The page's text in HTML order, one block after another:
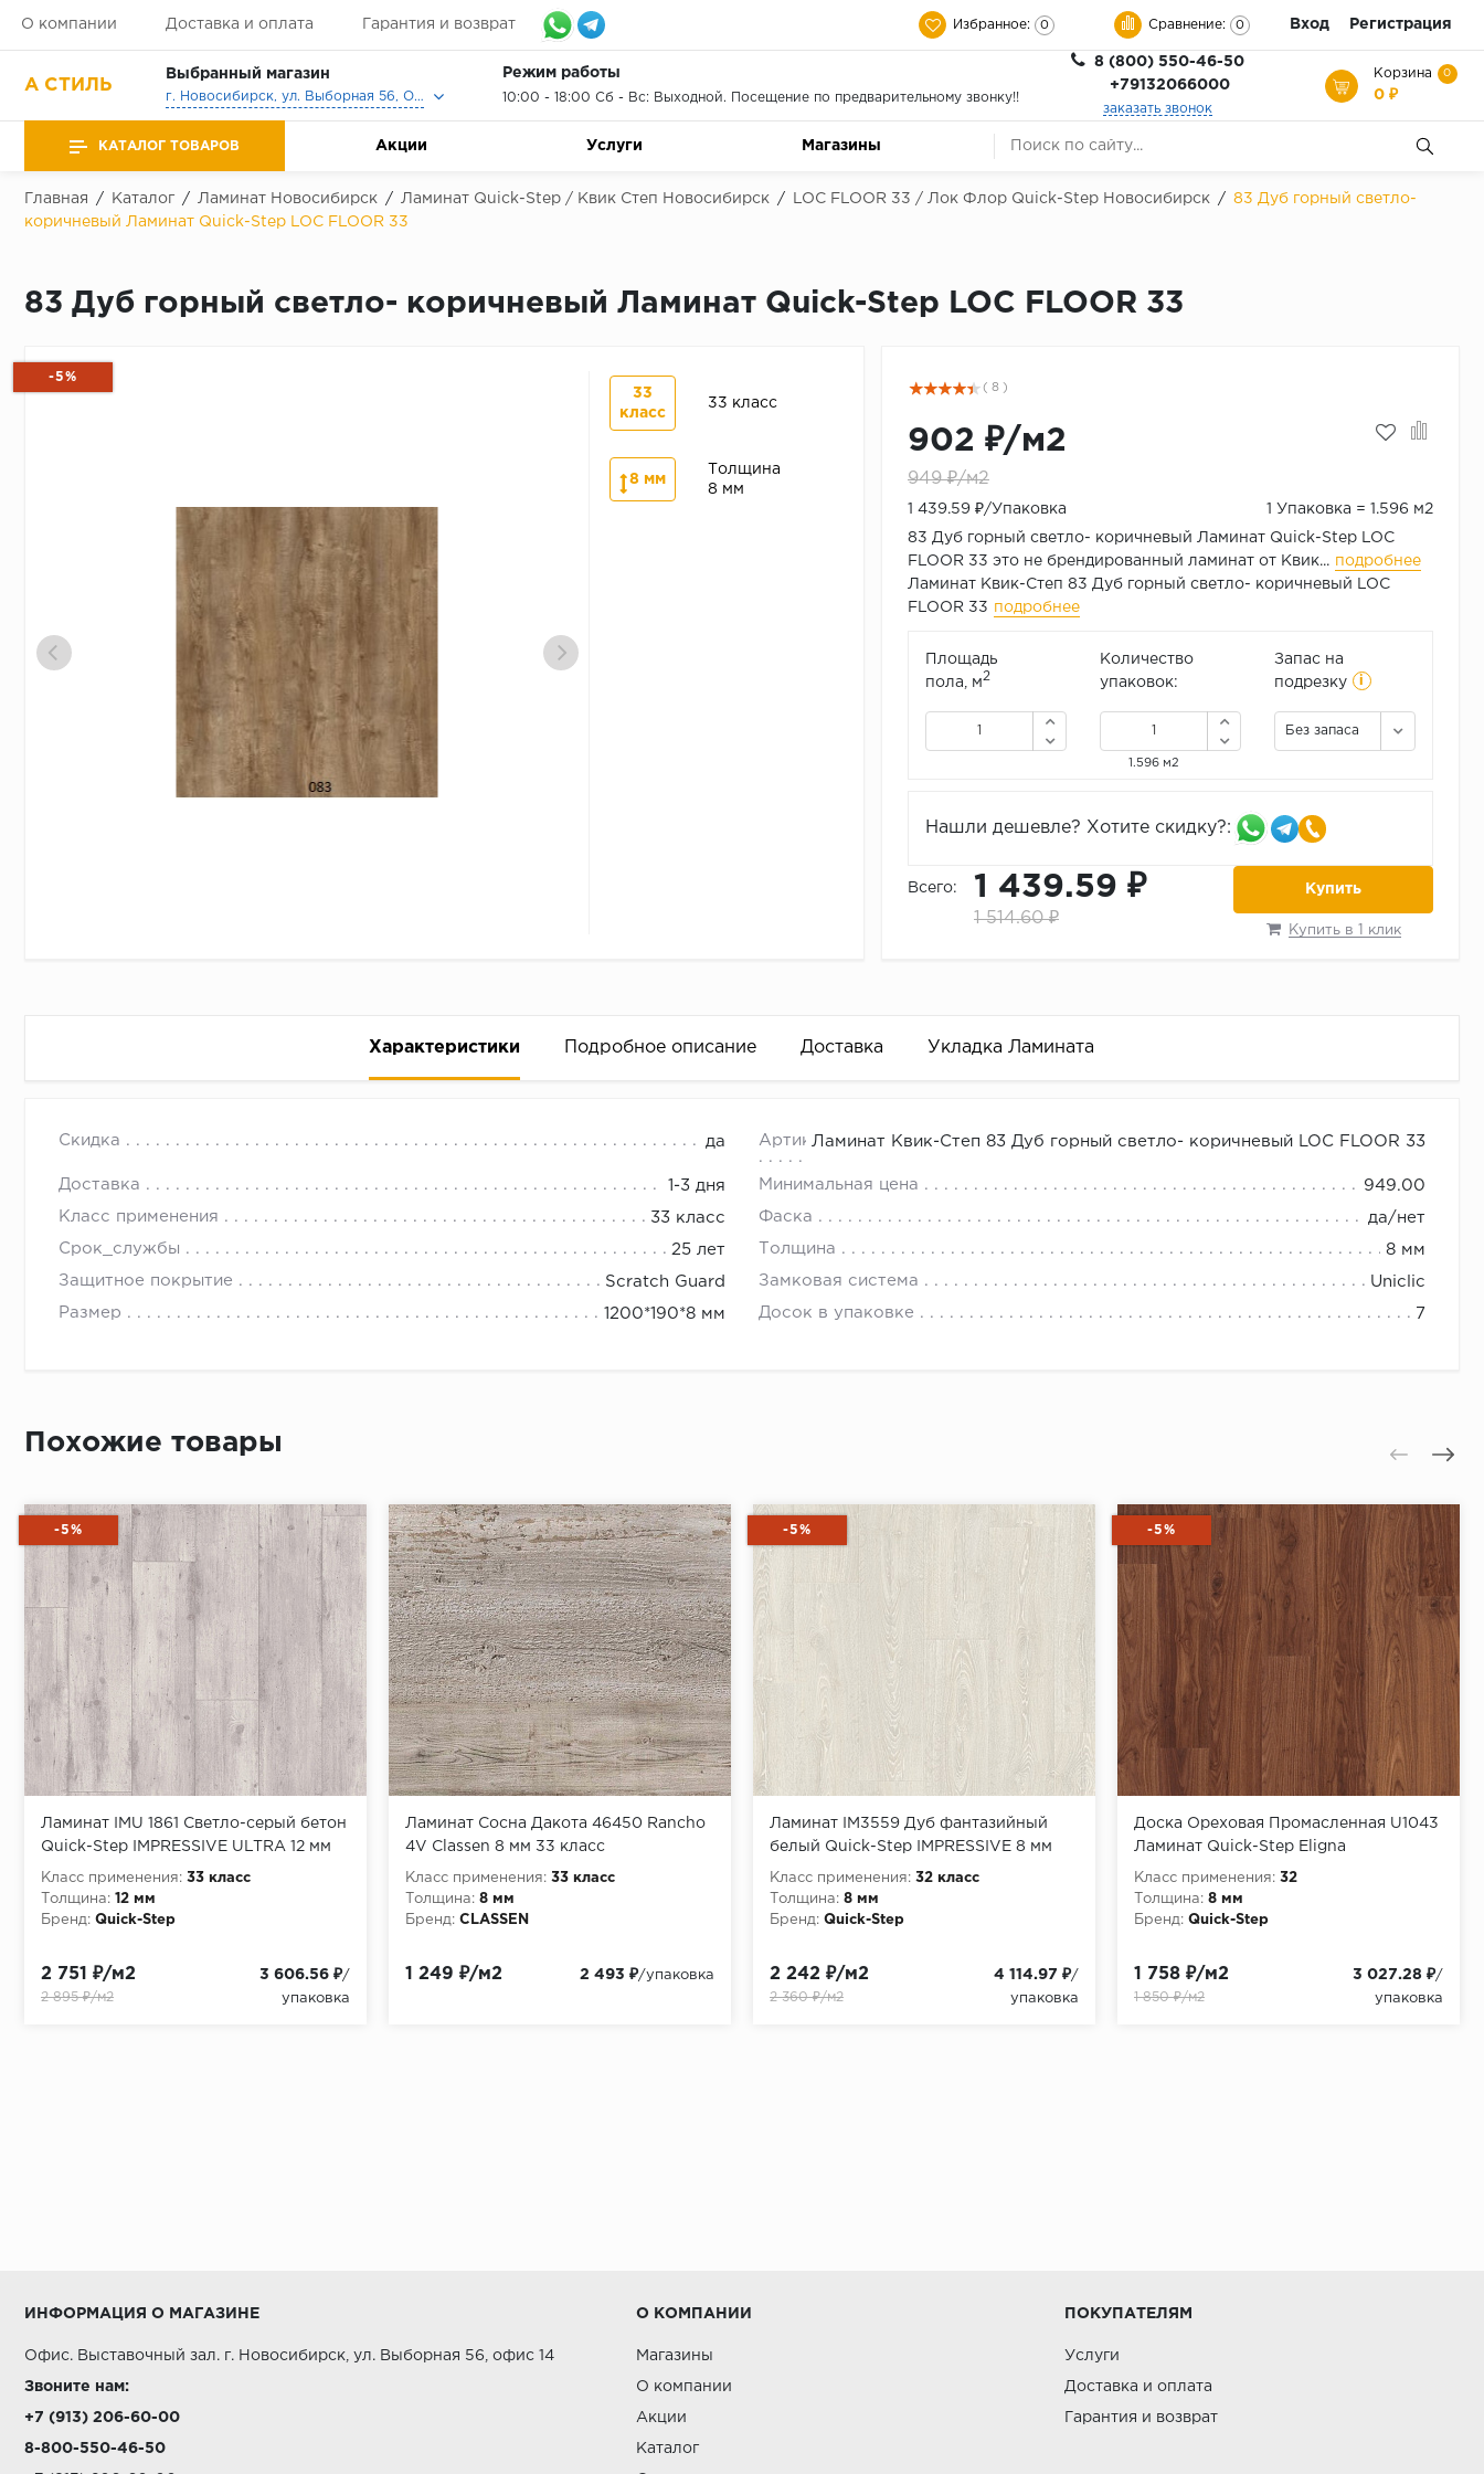
О компании Доставка и оплата Гарантия и возврат Избранное: 0 Сравнение: 0 Вход Регистрация
А СТИЛЬ
Выбранный магазин
г. Новосибирск, ул. Выборная 56, Офис, Выставочный зал
Режим работы
10:00 - 18:00 Сб - Вс: Выходной. Посещение по предварительному звонку!!
8 (800) 550-46-50
+79132066000
заказать звонок
Корзина 0
0 ₽
КАТАЛОГ ТОВАРОВ Акции Услуги Магазины
Главная / Каталог / Ламинат Новосибирск / Ламинат Quick-Step / Квик Степ Новосибирск / LOC FLOOR 33 / Лок Флор Quick-Step Новосибирск /
83 Дуб горный светло-
коричневый Ламинат Quick-Step LOC FLOOR 33
83 Дуб горный светло- коричневый Ламинат Quick-Step LOC FLOOR 33
-5%
33
класс
33 класс
8 мм
Толщина
8 мм
( 8 )
902 ₽/м2
949 ₽/м2
1 439.59 ₽/Упаковка 1 Упаковка = 1.596 м2
83 Дуб горный светло- коричневый Ламинат Quick-Step LOC
FLOOR 33 это не брендированный ламинат от Квик... подробнее
Ламинат Квик-Степ 83 Дуб горный светло- коричневый LOC
FLOOR 33
подробнее
Площадь
пола, м2
Количество
упаковок:
1.596 м2
Запас на
подрезку
i
Без запаса
Нашли дешевле? Хотите скидку?:
Всего: 1 439.59 ₽
1 514.60 ₽
Купить
Купить в 1 клик
Характеристики Подробное описание Доставка Укладка Ламината
Скидка да АртикулЛаминат Квик-Степ 83 Дуб горный светло- коричневый LOC FLOOR 33
Доставка 1-3 дня Минимальная цена 949.00
Класс применения 33 класс Фаска да/нет
Срок_службы 25 лет Толщина 8 мм
Защитное покрытие Scratch Guard Замковая система Uniclic
Размер 1200*190*8 мм Досок в упаковке 7
Похожие товары
-5%
Ламинат IMU 1861 Светло-серый бетон
Quick-Step IMPRESSIVE ULTRA 12 мм
Класс применения: 33 класс
Толщина: 12 мм
Бренд: Quick-Step
2 751 ₽/м2
2 895 ₽/м2
3 606.56 ₽/
упаковка
Ламинат Сосна Дакота 46450 Rancho
4V Classen 8 мм 33 класс
Класс применения: 33 класс
Толщина: 8 мм
Бренд: CLASSEN
1 249 ₽/м2 2 493 ₽/упаковка
-5%
Ламинат IM3559 Дуб фантазийный
белый Quick-Step IMPRESSIVE 8 мм
Класс применения: 32 класс
Толщина: 8 мм
Бренд: Quick-Step
2 242 ₽/м2
2 360 ₽/м2
4 114.97 ₽/
упаковка
-5%
Доска Ореховая Промасленная U1043
Ламинат Quick-Step Eligna
Класс применения: 32
Толщина: 8 мм
Бренд: Quick-Step
1 758 ₽/м2
1 850 ₽/м2
3 027.28 ₽/
упаковка
ИНФОРМАЦИЯ О МАГАЗИНЕ
Офис. Выставочный зал. г. Новосибирск, ул. Выборная 56, офис 14
Звоните нам:
+7 (913) 206-60-00
8-800-550-46-50
О КОМПАНИИ
Магазины
О компании
Акции
Каталог
ПОКУПАТЕЛЯМ
Услуги
Доставка и оплата
Гарантия и возврат